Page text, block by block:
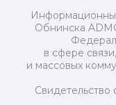
Обнинска
в сфере
и массовых